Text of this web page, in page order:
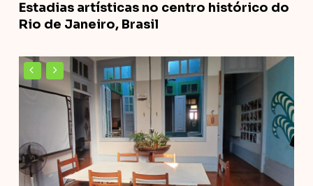
Estadias artísticas no centro histórico do
Rio de Janeiro, Brasil